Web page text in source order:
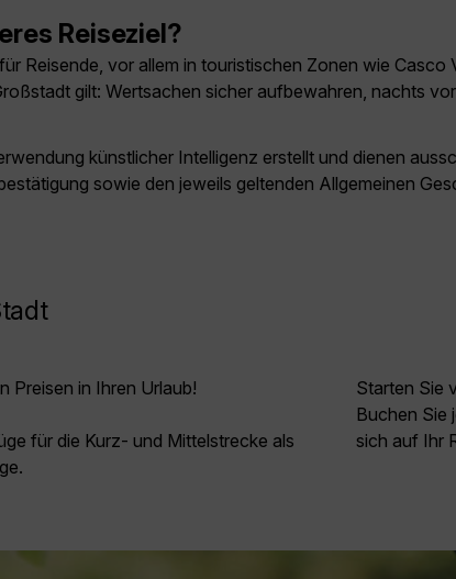
Reiseziel?
Reisende, vor allem in touristischen Zonen wie
gilt: Wertsachen sicher aufbewahren, nachts
künstlicher Intelligenz erstellt und dienen
sowie den jeweils geltenden Allgemeinen
Preisen in Ihren Urlaub!
für die Kurz- und Mittelstrecke als
Starten Sie
Buchen Sie
sich auf Ihr